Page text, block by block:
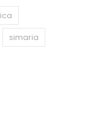
simaria